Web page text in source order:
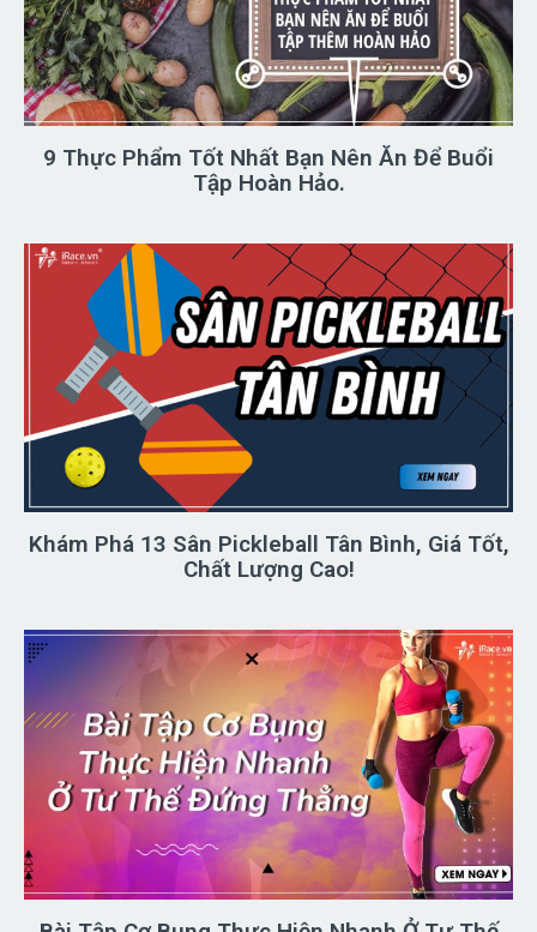
9 Thực Phẩm Tốt Nhất Bạn Nên Ăn Để Buổi
Tập Hoàn Hảo.
Khám Phá 13 Sân Pickleball Tân Bình, Giá Tốt,
Chất Lượng Cao!